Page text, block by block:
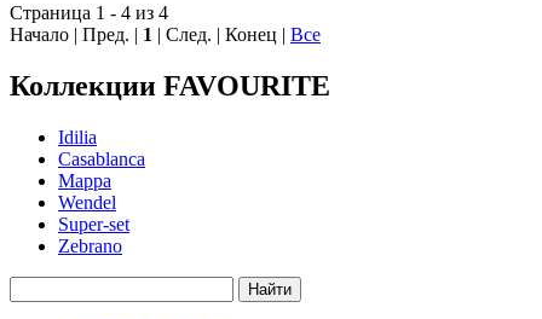
Страница 1 - 4 из 4
Начало | Пред. | 1 | След. | Конец | Все
Коллекции FAVOURITE
Idilia
Casablanca
Mappa
Wendel
Super-set
Zebrano